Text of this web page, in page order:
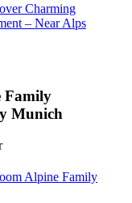
Charming
– Near Alps
Family
Munich
Alpine Family